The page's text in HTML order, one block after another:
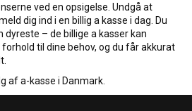
ved en opsigelse. Undgå at
dig ind i en billig a kasse i dag. Du
– de billige a kasser kan
til dine behov, og du får akkurat
af a-kasse i Danmark.